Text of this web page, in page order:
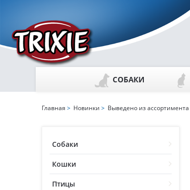
СОБАКИ
Собаки
Кошки
Птицы
Главная > Новинки > Выведено из ассортимента